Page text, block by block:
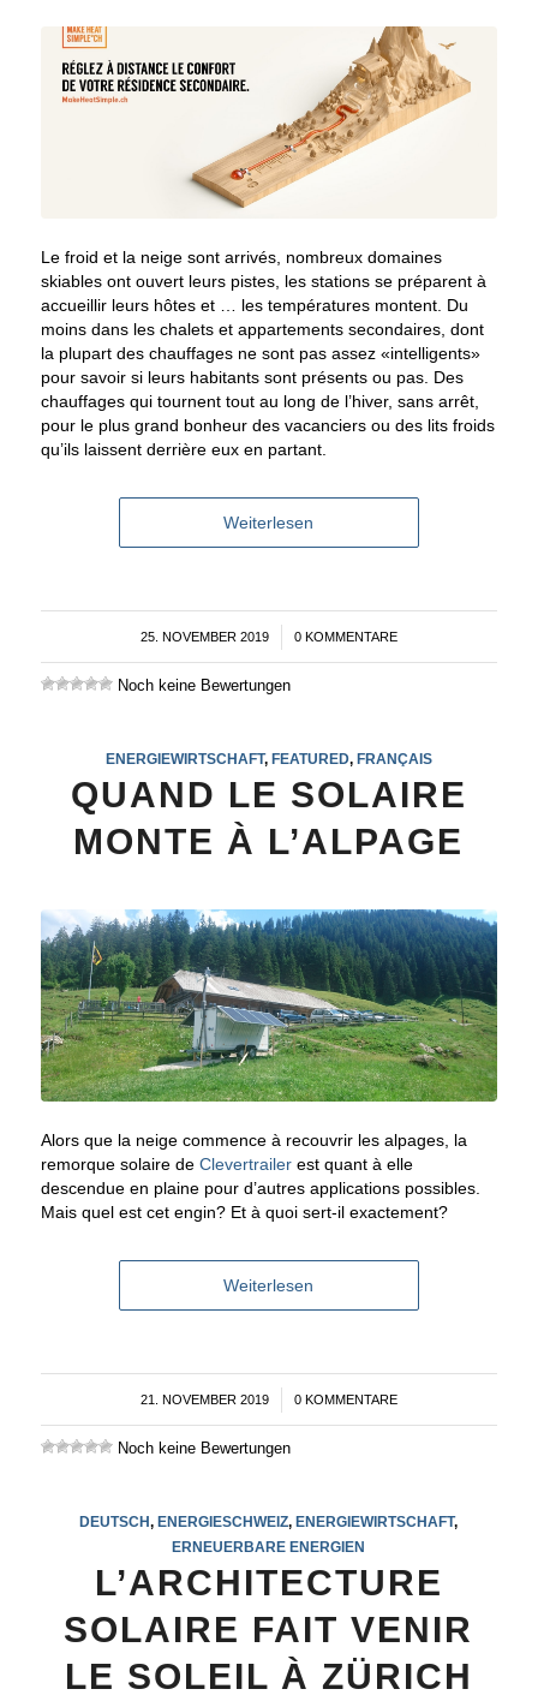
Le froid et la neige sont arrivés, nombreux domaines
skiables ont ouvert leurs pistes, les stations se préparent à
accueillir leurs hôtes et … les températures montent. Du
moins dans les chalets et appartements secondaires, dont
la plupart des chauffages ne sont pas assez «intelligents»
pour savoir si leurs habitants sont présents ou pas. Des
chauffages qui tournent tout au long de l’hiver, sans arrêt,
pour le plus grand bonheur des vacanciers ou des lits froids
qu’ils laissent derrière eux en partant.
Weiterlesen
25. NOVEMBER 2019
/ 0 KOMMENTARE
Noch keine Bewertungen
ENERGIEWIRTSCHAFT, FEATURED, FRANÇAIS
QUAND LE SOLAIRE
MONTE À L’ALPAGE
Alors que la neige commence à recouvrir les alpages, la
remorque solaire de Clevertrailerest quant à elle
descendue en plaine pour d’autres applications possibles.
Mais quel est cet engin? Et à quoi sert-il exactement?
Weiterlesen
21. NOVEMBER 2019
/ 0 KOMMENTARE
Noch keine Bewertungen
DEUTSCH,ENERGIESCHWEIZ,ENERGIEWIRTSCHAFT,
ERNEUERBARE ENERGIEN
L’ARCHITECTURE
SOLAIRE FAIT VENIR
LE SOLEIL À ZÜRICH